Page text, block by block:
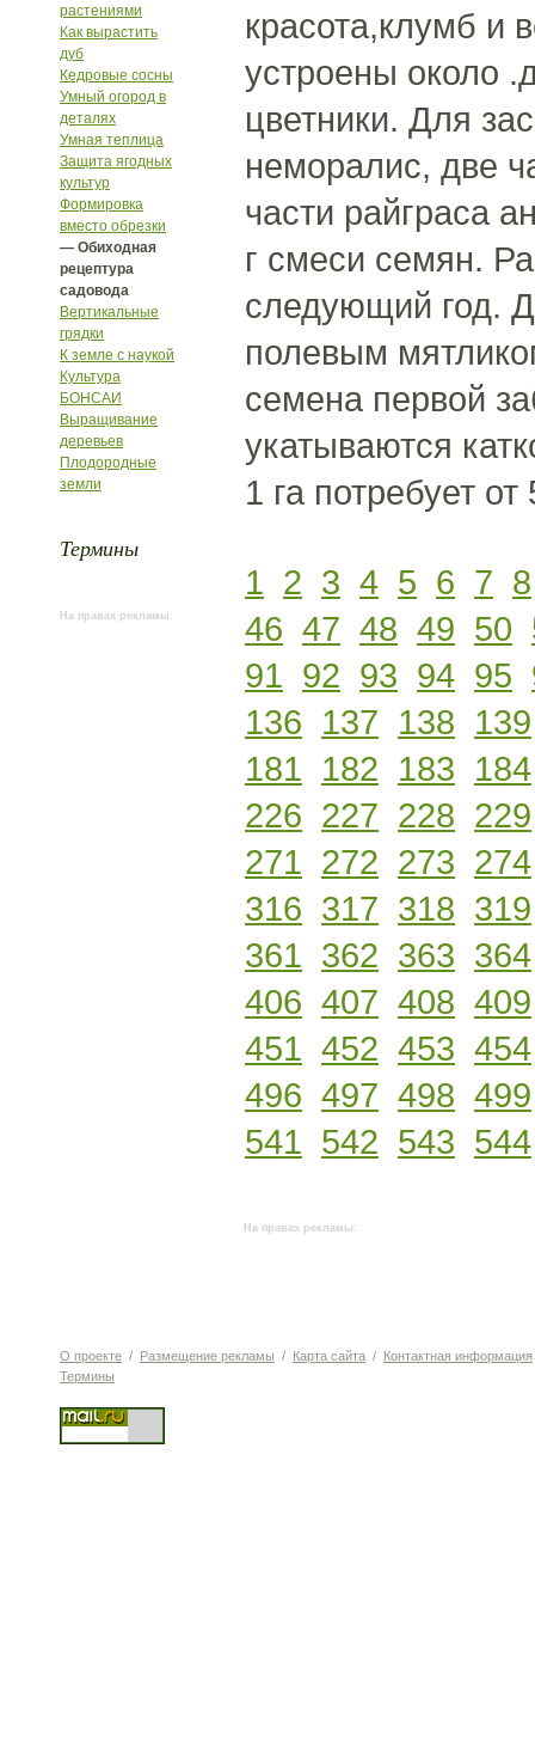
растениями
Как вырастить
дуб
Кедровые сосны
Умный огород в
деталях
Умная теплица
Защита ягодных
культур
Формировка
вместо обрезки
— Обиходная
рецептура
садовода
Вертикальные
грядки
К земле с наукой
Культура
БОНСАИ
Выращивание
деревьев
Плодородные
земли
Термины
На правах рекламы:
красота,клумб и
устроены около
цветники. Для
неморалис, две
части райграса
г смеси семян.
следующий год.
полевым
семена первой
укатываются
1 га потребует
1 2 3 4 5 6 7 8
46 47 48 49 50
91 92 93 94 95
136 137 138 139
181 182 183 184
226 227 228 229
271 272 273 274
316 317 318 319
361 362 363 364
406 407 408 409
451 452 453 454
496 497 498 499
541 542 543 544
На правах рекламы:
О проекте / Размещение рекламы / Карта сайта / Контактная информация
Термины